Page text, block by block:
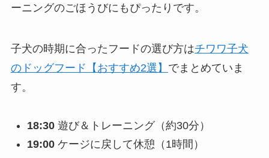
ーニングのごほうびにもぴったりです。
子犬の時期に合ったフードの選び方はチワワ子犬
のドッグフード【おすすめ2選】 でまとめていま
す。
18:30遊び＆トレーニング（約30分）
19:00ケージに戻して休憩（1時間）